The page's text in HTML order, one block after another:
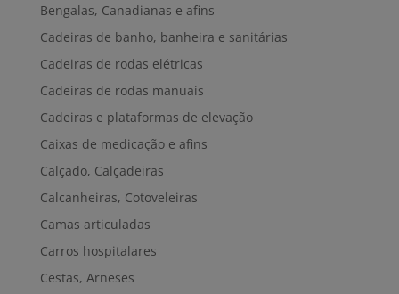
Bengalas, Canadianas e afins
Cadeiras de banho, banheira e sanitárias
Cadeiras de rodas elétricas
Cadeiras de rodas manuais
Cadeiras e plataformas de elevação
Caixas de medicação e afins
Calçado, Calçadeiras
Calcanheiras, Cotoveleiras
Camas articuladas
Carros hospitalares
Cestas, Arneses